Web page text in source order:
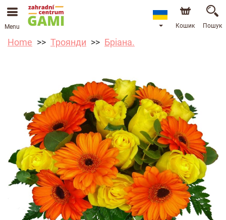
Menu Кошик Пошук
Home Троянди Бріана.